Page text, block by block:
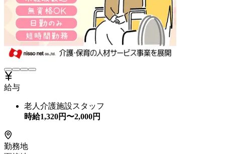
給与
老人介護施設スタッフ
時給1,320円〜2,000円
勤務地